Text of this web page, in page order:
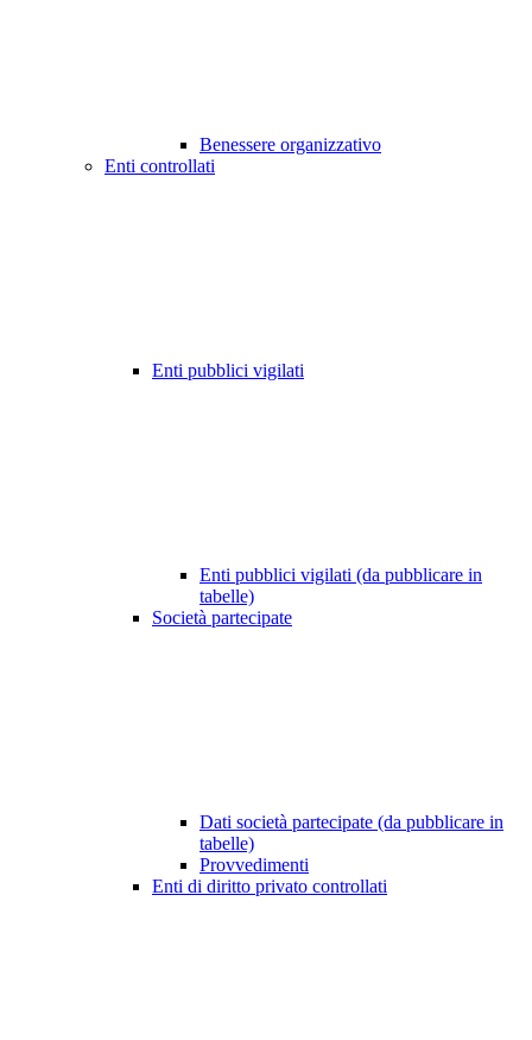
Benessere organizzativo
Enti controllati
Enti pubblici vigilati
Enti pubblici vigilati (da pubblicare in
tabelle)
Società partecipate
Dati società partecipate (da pubblicare in
tabelle)
Provvedimenti
Enti di diritto privato controllati